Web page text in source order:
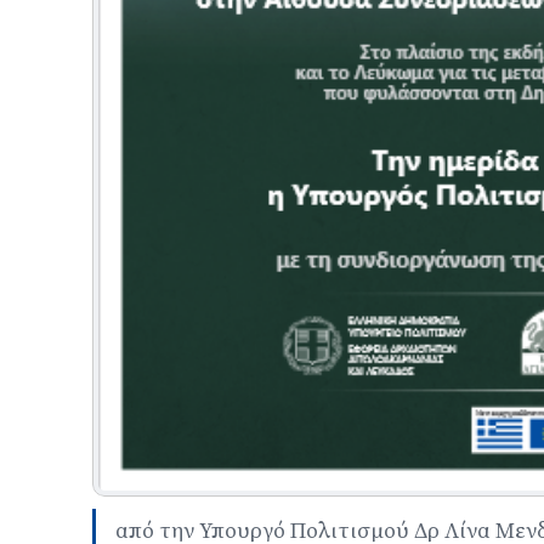
από την Υπουργό Πολιτισμού Δρ Λίνα